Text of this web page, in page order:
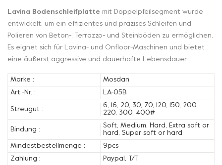
Lavina Bodenschleifplatte mit Doppelpfeilsegment wurde
entwickelt, um ein effizientes und präzises Schleifen und
Polieren von Beton-, Terrazzo- und Steinböden zu ermöglichen.
Es eignet sich für Lavina- und Onfloor-Maschinen und bietet
eine äußerst aggressive und dauerhafte Lebensdauer.
Marke :
Mosdan
Art.-Nr. :
LA-05B
Streugut :
6, 16, 20, 30, 70, 120, 150, 200,
220, 300, 400#
Bindung :
Soft, Medium, Hard, Extra soft or
hard, Super soft or hard
Mindestbestellmenge :
9pcs
Zahlung :
Paypal, T/T